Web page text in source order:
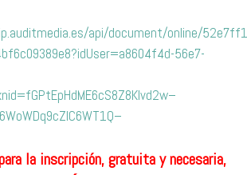
api/document/online/
56e7-
la inscripción, gratuita y necesaria,